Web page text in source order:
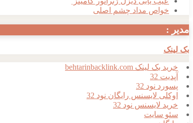
خواص مداد چشم اصلی
مدیر :
بک لینک
خرید بک لینک behtarinbacklink.com
آپدیت 32
پسورد نود 32
اوکلی لایسنس رایگان نود 32
خرید لایسنس نود 32
سئو سایت